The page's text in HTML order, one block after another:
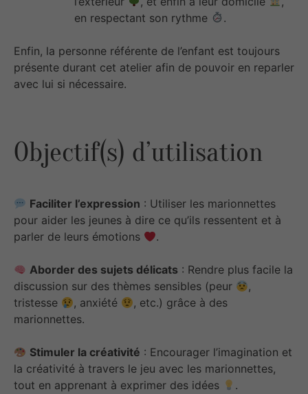
en respectant son rythme
.
Enfin, la personne référente de l’enfant est toujours
présente durant cet atelier afin de pouvoir en reparler
avec lui si nécessaire.
Objectif(s) d’utilisation
Faciliter l’expression : Utiliser les marionnettes
pour aider les jeunes à dire ce qu’ils ressentent et à
parler de leurs émotions
.
Aborder des sujets délicats : Rendre plus facile la
discussion sur des thèmes sensibles (peur
,
tristesse
, anxiété
, etc.) grâce à des
marionnettes.
Stimuler la créativité : Encourager l’imagination et
la créativité à travers le jeu avec les marionnettes,
tout en apprenant à exprimer des idées
.